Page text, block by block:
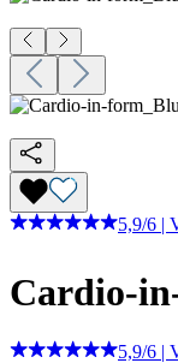
5,9/6 |
Cardio-
5,9/6 |